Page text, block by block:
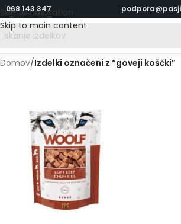
Skip to navigation
Skip to main content
068 143 347
Domov/Izdelki označeni z “goveji koščki”